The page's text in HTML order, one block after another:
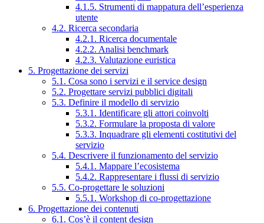
4.1.5. Strumenti di mappatura dell’esperienza
utente
4.2. Ricerca secondaria
4.2.1. Ricerca documentale
4.2.2. Analisi benchmark
4.2.3. Valutazione euristica
5. Progettazione dei servizi
5.1. Cosa sono i servizi e il service design
5.2. Progettare servizi pubblici digitali
5.3. Definire il modello di servizio
5.3.1. Identificare gli attori coinvolti
5.3.2. Formulare la proposta di valore
5.3.3. Inquadrare gli elementi costitutivi del
servizio
5.4. Descrivere il funzionamento del servizio
5.4.1. Mappare l’ecosistema
5.4.2. Rappresentare i flussi di servizio
5.5. Co-progettare le soluzioni
5.5.1. Workshop di co-progettazione
6. Progettazione dei contenuti
6.1. Cos’è il content design